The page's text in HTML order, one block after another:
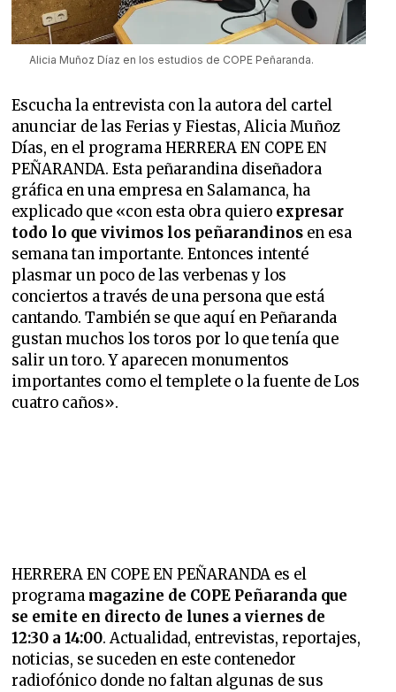
Alicia Muñoz Díaz en los estudios de COPE Peñaranda.
Escucha la entrevista con la autora del cartel
anunciar de las Ferias y Fiestas, Alicia Muñoz
Días, en el programa HERRERA EN COPE EN
PEÑARANDA. Esta peñarandina diseñadora
gráfica en una empresa en Salamanca, ha
explicado que «con esta obra quiero expresar
todo lo que vivimos los peñarandinos en esa
semana tan importante. Entonces intenté
plasmar un poco de las verbenas y los
conciertos a través de una persona que está
cantando. También se que aquí en Peñaranda
gustan muchos los toros por lo que tenía que
salir un toro. Y aparecen monumentos
importantes como el templete o la fuente de Los
cuatro caños».
HERRERA EN COPE EN PEÑARANDA es el
programa magazine de COPE Peñaranda que
se emite en directo de lunes a viernes de
12:30 a 14:00. Actualidad, entrevistas, reportajes,
noticias, se suceden en este contenedor
radiofónico donde no faltan algunas de sus